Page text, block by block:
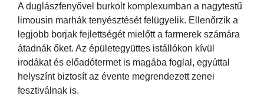
A duglászfenyővel burkolt komplexumban a nagytestű
limousin marhák tenyésztését felügyelik. Ellenőrzik a
legjobb borjak fejlettségét mielőtt a farmerek számára
átadnák őket. Az épületegyüttes istállókon kívül
irodákat és előadótermet is magába foglal, egyúttal
helyszínt biztosít az évente megrendezett zenei
fesztiválnak is.